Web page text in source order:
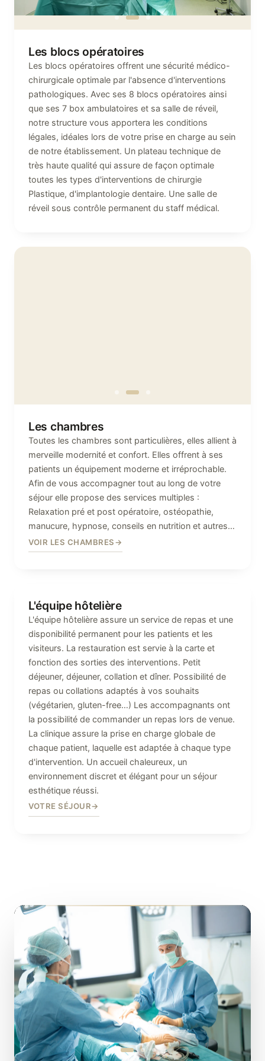
Les blocs opératoires
Les blocs opératoires offrent une sécurité médico-
chirurgicale optimale par l'absence d'interventions
pathologiques. Avec ses 8 blocs opératoires ainsi
que ses 7 box ambulatoires et sa salle de réveil,
notre structure vous apportera les conditions
légales, idéales lors de votre prise en charge au sein
de notre établissement. Un plateau technique de
très haute qualité qui assure de façon optimale
toutes les types d'interventions de chirurgie
Plastique, d'implantologie dentaire. Une salle de
réveil sous contrôle permanent du staff médical.
Les chambres
Toutes les chambres sont particulières, elles allient à
merveille modernité et confort. Elles offrent à ses
patients un équipement moderne et irréprochable.
Afin de vous accompagner tout au long de votre
séjour elle propose des services multiples :
Relaxation pré et post opératoire, ostéopathie,
manucure, hypnose, conseils en nutrition et autres…
VOIR LES CHAMBRES
L'équipe hôtelière
L'équipe hôtelière assure un service de repas et une
disponibilité permanent pour les patients et les
visiteurs. La restauration est servie à la carte et
fonction des sorties des interventions. Petit
déjeuner, déjeuner, collation et dîner. Possibilité de
repas ou collations adaptés à vos souhaits
(végétarien, gluten-free…) Les accompagnants ont
la possibilité de commander un repas lors de venue.
La clinique assure la prise en charge globale de
chaque patient, laquelle est adaptée à chaque type
d'intervention. Un accueil chaleureux, un
environnement discret et élégant pour un séjour
esthétique réussi.
VOTRE SÉJOUR